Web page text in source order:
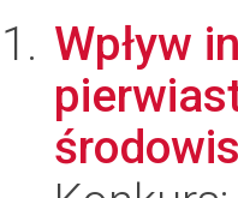
Wpływ